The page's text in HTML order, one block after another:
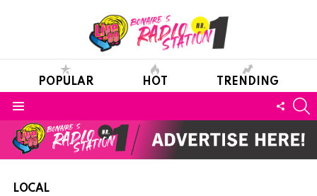
POPULAR HOT TRENDING
LOCAL